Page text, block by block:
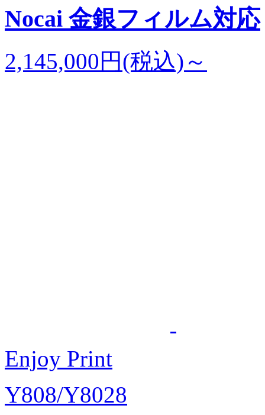
Nocai 金銀フィルム対応
2,145,000円(税込)～
Enjoy Print
Y808/Y8028